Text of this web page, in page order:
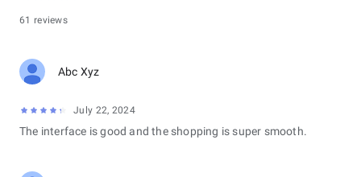
61 reviews
Abc Xyz
July 22, 2024
The interface is good and the shopping is super smooth.